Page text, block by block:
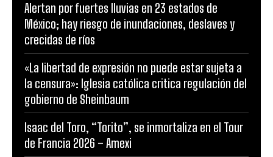
Alertan por fuertes lluvias en 23 estados de
México; hay riesgo de inundaciones, deslaves y
crecidas de ríos
«La libertad de expresión no puede estar sujeta a
la censura»: Iglesia católica critica regulación del
gobierno de Sheinbaum
Isaac del Toro, “Torito”, se inmortaliza en el Tour
de Francia 2026 – Amexi